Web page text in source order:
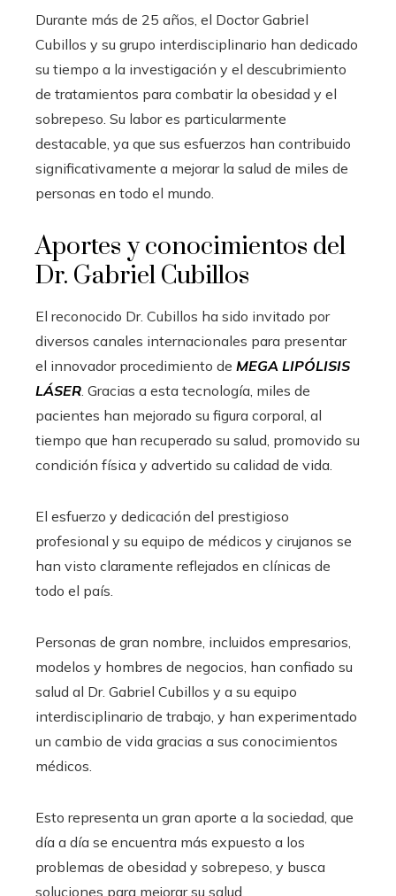
Durante más de 25 años, el Doctor Gabriel
Cubillos y su grupo interdisciplinario han dedicado
su tiempo a la investigación y el descubrimiento
de tratamientos para combatir la obesidad y el
sobrepeso. Su labor es particularmente
destacable, ya que sus esfuerzos han contribuido
significativamente a mejorar la salud de miles de
personas en todo el mundo.
Aportes y conocimientos del
Dr. Gabriel Cubillos
El reconocido Dr. Cubillos ha sido invitado por
diversos canales internacionales para presentar
el innovador procedimiento de MEGA LIPÓLISIS
LÁSER . Gracias a esta tecnología, miles de
pacientes han mejorado su figura corporal, al
tiempo que han recuperado su salud, promovido su
condición física y advertido su calidad de vida.
El esfuerzo y dedicación del prestigioso
profesional y su equipo de médicos y cirujanos se
han visto claramente reflejados en clínicas de
todo el país.
Personas de gran nombre, incluidos empresarios,
modelos y hombres de negocios, han confiado su
salud al Dr. Gabriel Cubillos y a su equipo
interdisciplinario de trabajo, y han experimentado
un cambio de vida gracias a sus conocimientos
médicos.
Esto representa un gran aporte a la sociedad, que
día a día se encuentra más expuesto a los
problemas de obesidad y sobrepeso, y busca
soluciones para mejorar su salud.